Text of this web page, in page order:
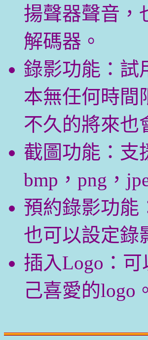
揚聲器聲音，
解碼器。
錄影功能：試
本無任何時間
不久的將來也
截圖功能：支
bmp，png，
預約錄影功能
也可以設定錄
插入Logo：
己喜愛的logo。